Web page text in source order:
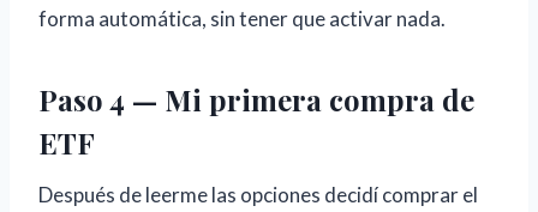
forma automática, sin tener que activar nada.
Paso 4 — Mi primera compra de
ETF
Después de leerme las opciones decidí comprar el